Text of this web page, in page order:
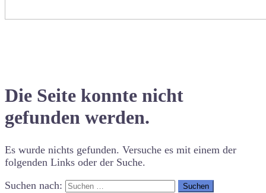
Die Seite konnte nicht
gefunden werden.
Es wurde nichts gefunden. Versuche es mit einem der
folgenden Links oder der Suche.
Suchen nach: